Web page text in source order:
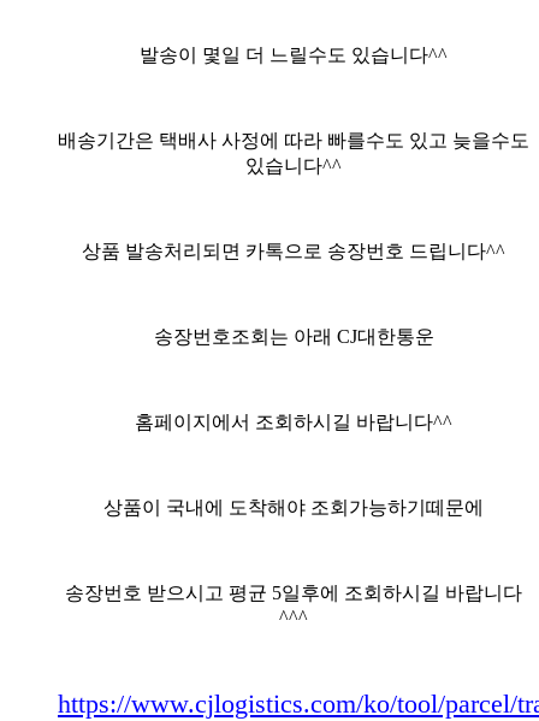
발송이 몇일 더 느릴수도 있습니다^^
배송기간은 택배사 사정에 따라 빠를수도 있고 늦을수도
있습니다^^
상품 발송처리되면 카톡으로 송장번호 드립니다^^
송장번호조회는 아래 CJ대한통운
홈페이지에서 조회하시길 바랍니다^^
상품이 국내에 도착해야 조회가능하기떼문에
송장번호 받으시고 평균 5일후에 조회하시길 바랍니다
^^^
https://www.cjlogistics.com/ko/tool/parcel/